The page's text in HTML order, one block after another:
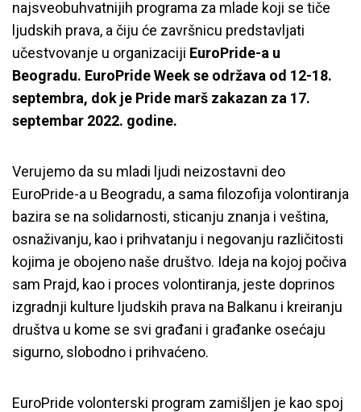
najsveobuhvatnijih programa za mlade koji se tiče
ljudskih prava, a čiju će završnicu predstavljati
učestvovanje u organizaciji EuroPride-a u
Beogradu. EuroPride Week se održava od 12-18.
septembra, dok je Pride marš zakazan za 17.
septembar 2022. godine.
Verujemo da su mladi ljudi neizostavni deo
EuroPride-a u Beogradu, a sama filozofija volontiranja
bazira se na solidarnosti, sticanju znanja i veština,
osnaživanju, kao i prihvatanju i negovanju različitosti
kojima je obojeno naše društvo. Ideja na kojoj počiva
sam Prajd, kao i proces volontiranja, jeste doprinos
izgradnji kulture ljudskih prava na Balkanu i kreiranju
društva u kome se svi građani i građanke osećaju
sigurno, slobodno i prihvaćeno.
EuroPride volonterski program zamišljen je kao spoj